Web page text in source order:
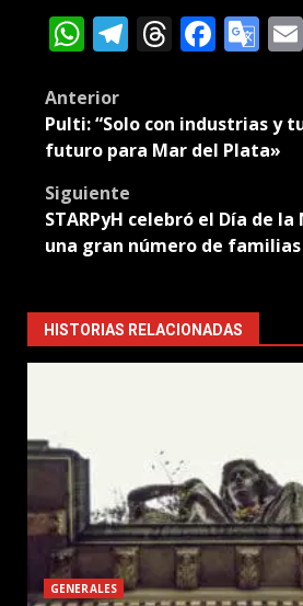
WhatsApp
Telegram
Threads
Post
navigation
Anterior
Pulti: “Solo con industrias y
futuro para Mar del Plata»
Siguiente
STARPyH celebró el Día de
una gran número de
HISTORIAS RELACIONADAS
GENERALES